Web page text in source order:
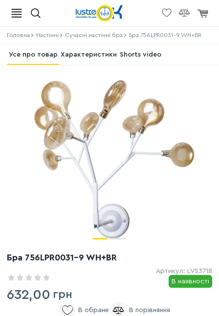
Головна Настінні Сучасні настінні бра Бра 756LPR0031-9 WH+BR
Усе про товар Характеристики Shorts video
Бра 756LPR0031-9 WH+BR
Артикул: LVS3718
В наявності
632,00 грн